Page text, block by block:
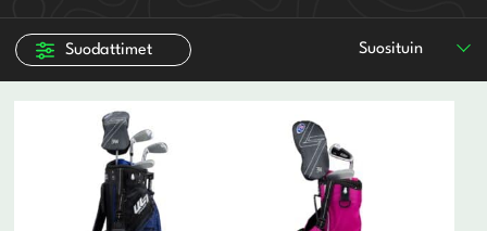
Suodattimet
Mizuno
Motocaddy
Oncourse
ProPlay
Senior
Regular
Stiff
Suosituin